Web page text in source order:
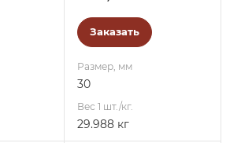
Заказать
Размер, мм
30
Вес 1 шт./кг.
29.988 кг